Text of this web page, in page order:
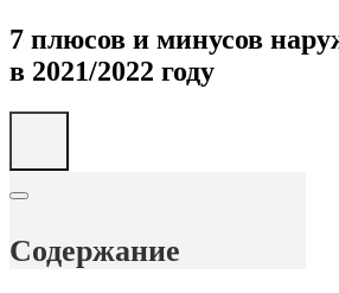
7 плюсов и минусов
в 2021/2022 году
Содержание